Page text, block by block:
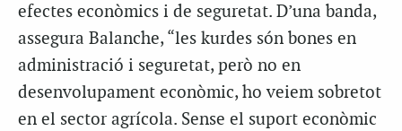
efectes econòmics i de seguretat. D’una banda,
assegura Balanche, “les kurdes són bones en
administració i seguretat, però no en
desenvolupament econòmic, ho veiem sobretot
en el sector agrícola. Sense el suport econòmic